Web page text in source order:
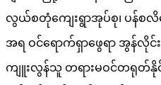
လွယ်စတုံကျေးရွာအုပ်စု၊ ပန်စလိ
အရ ဝင်ရောက်ရှာဖွေရာ အွန်လို
ကျူးလွန်သူ တရားမဝင်တရုတ်နိုင်